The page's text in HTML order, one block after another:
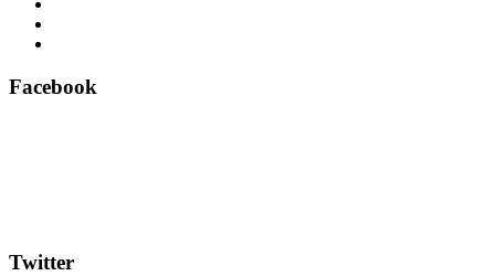
Facebook
Twitter